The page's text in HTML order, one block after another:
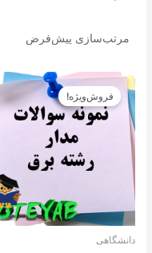
فروش‌ویژه!
دانشگاهی
قیمت
اصلی
12.900تومان
بود.
قیمت
است.